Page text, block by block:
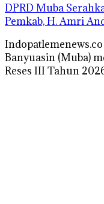
DPRD Muba
Pemkab, H. Amri
Banyuasin (Muba)
Reses III Tahun